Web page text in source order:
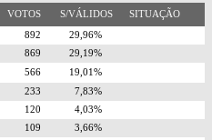
VOTOS S/VÁLIDOS SITUAÇÃO
892
29,96%
869
29,19%
566
19,01%
233
7,83%
120
4,03%
109
3,66%